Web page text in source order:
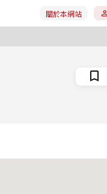
關於本網站